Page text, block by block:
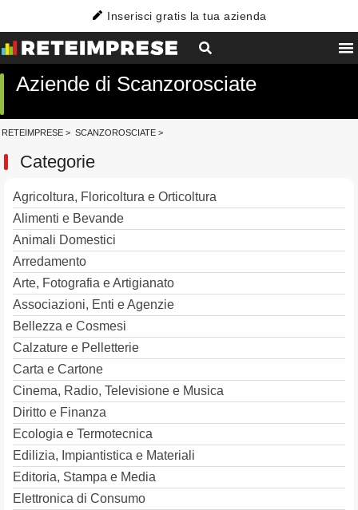
Inserisci gratis la tua azienda
Aziende di Scanzorosciate
RETEIMPRESE > SCANZOROSCIATE >
Categorie
Agricoltura, Floricoltura e Orticoltura
Alimenti e Bevande
Animali Domestici
Arredamento
Arte, Fotografia e Artigianato
Associazioni, Enti e Agenzie
Bellezza e Cosmesi
Calzature e Pelletterie
Carta e Cartone
Cinema, Radio, Televisione e Musica
Diritto e Finanza
Ecologia e Termotecnica
Edilizia, Impiantistica e Materiali
Editoria, Stampa e Media
Elettronica di Consumo